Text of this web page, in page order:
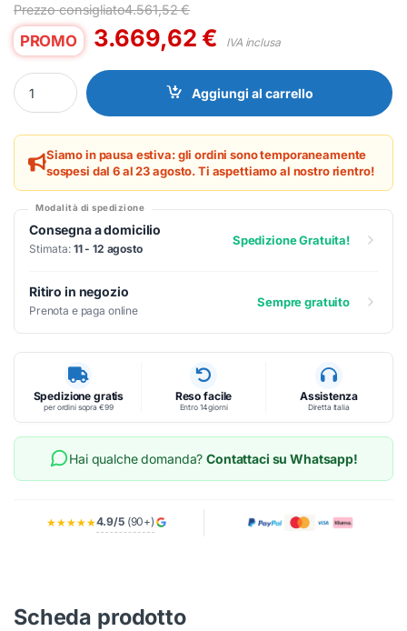
Prezzo consigliato4.561,52€
PROMO 3.669,62€ IVA inclusa
Mini PC Gaming Asus ROG GR70 Ryzen 9 RTX 5070 32GB 1TB
Aggiungi al carrello
Siamo in pausa estiva: gli ordini sono temporaneamente
sospesi dal 6 al 23 agosto. Ti aspettiamo al nostro rientro!
Modalità di spedizione
Consegna a domicilio
Stimata: 11 - 12 agosto
Spedizione Gratuita!
Ritiro in negozio
Prenota e paga online
Sempre gratuito
Spedizione gratis
per ordini sopra €99
Reso facile
Entro 14 giorni
Assistenza
Diretta Italia
Hai qualche domanda?Contattaci su Whatsapp!
★★★★★4.9/5(90+)
Scheda prodotto